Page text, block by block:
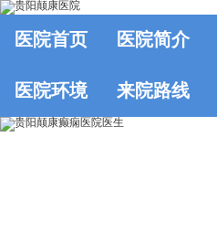
医院首页 医院简介
医院环境 来院路线